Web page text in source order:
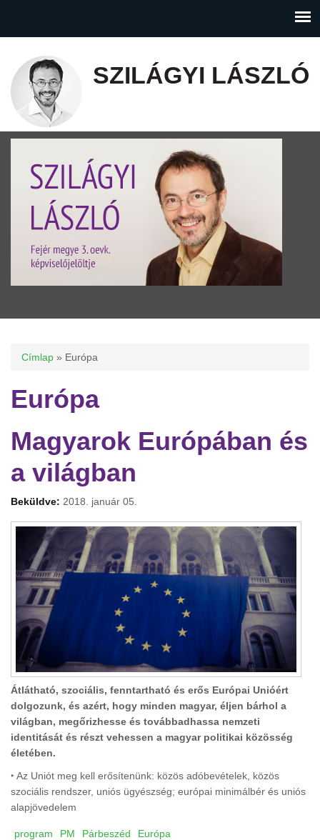
SZILÁGYI LÁSZLÓ
Jelenlegi hely
Címlap » Európa
Európa
Magyarok Európában és
a világban
Beküldve: 2018. január 05.
Átlátható, szociális, fenntartható és erős Európai Unióért
dolgozunk, és azért, hogy minden magyar, éljen bárhol a
világban, megőrizhesse és továbbadhassa nemzeti
identitását és részt vehessen a magyar politikai közösség
életében.
‣ Az Uniót meg kell erősítenünk: közös adóbevételek, közös
szociális rendszer, uniós ügyészség; európai minimálbér és uniós
alapjövedelem
program PM Párbeszéd Európa